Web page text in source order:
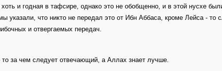
и годная в тафсире, однако это не обобщенно, и в этой нусхе
указали, что никто не передал это от Ибн Аббаса, кроме Лейса - то
и отвергаемых передач.
то за чем следует отвечающий, а Аллах знает лучше.